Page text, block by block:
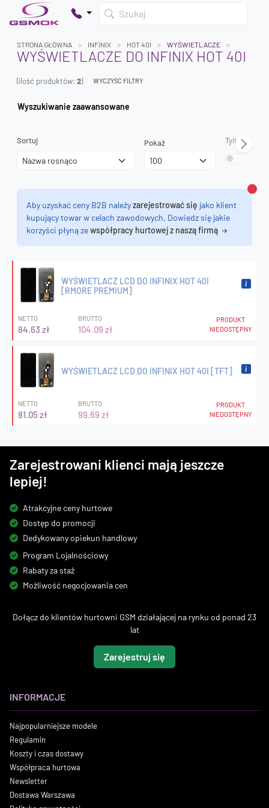
Szukaj
Twój koszyk jest pusty
0 zł
STRONA GŁÓWNA INFINIX HOT 40I WYŚWIETLACZE
WYŚWIETLACZE DO INFINIX HOT 40I
(ilość produktów: 2) WYCZYŚĆ FILTRY
Wyszukiwanie zaawansowane
Sortuj Pokaż Tylko
Aby uzyskać ceny B2B należyzarejestrować się jako klient
kupujący towar w celach zawodowych. Dowiedz się jakie
korzyści płyną zewspółpracy hurtowej z naszą firmą
WYŚWIETLACZ LCD DO INFINIX HOT 40I
[RMORE PREMIUM]
NETTO
84.63 zł
BRUTTO
104.09 zł
PRODUKT
NIEDOSTĘPNY
WYŚWIETLACZ LCD DO INFINIX HOT 40I [TFT]
NETTO
81.05 zł
BRUTTO
99.69 zł
PRODUKT
NIEDOSTĘPNY
Zarejestrowani klienci mają jeszcze
lepiej!
Atrakcyjne ceny hurtowe
Dostęp do promocji
Dedykowany opiekun handlowy
Program Lojalnościowy
Rabaty za staż
Możliwość negocjowania cen
Dołącz do klientów hurtowni GSM działającej na rynku od ponad 23
lat
Zarejestruj się
INFORMACJE
Najpopularniejsze modele
Regulamin
Koszty i czas dostawy
Współpraca hurtowa
Newsletter
Dostawa Warszawa